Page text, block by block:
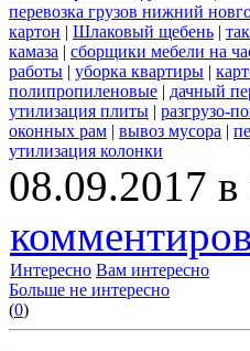
перевозка грузов нижний
картон | Шлаковый щебень |
камаза | сборщики мебели на
работы | уборка квартиры |
полипропиленовые | дачный
утилизация плиты | разгрузо-
оконных рам | вывоз мусора |
утилизация колонки
08.09.2017
Интересно Вам интересно
Больше не интересно
(0)